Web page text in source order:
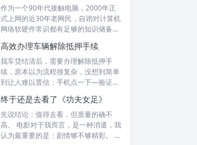
作为一个90年代接触电脑，2000年正
式上网的近30年老网民，自诩对计算机
网络软硬件常识都有足够的知识储备，
高效办理车辆解除抵押手续
我车贷结清后，需要办理解除抵押手
续，原本以为流程很复杂，没想到简单
到让人难以置信：手机点一下—验证头
终于还是去看了《功夫女足》
先说结论：值得去看，但质量的确不
高。 电影对于我而言，是一种消遣，我
认为最重要的是：剧情够不够精彩。 比